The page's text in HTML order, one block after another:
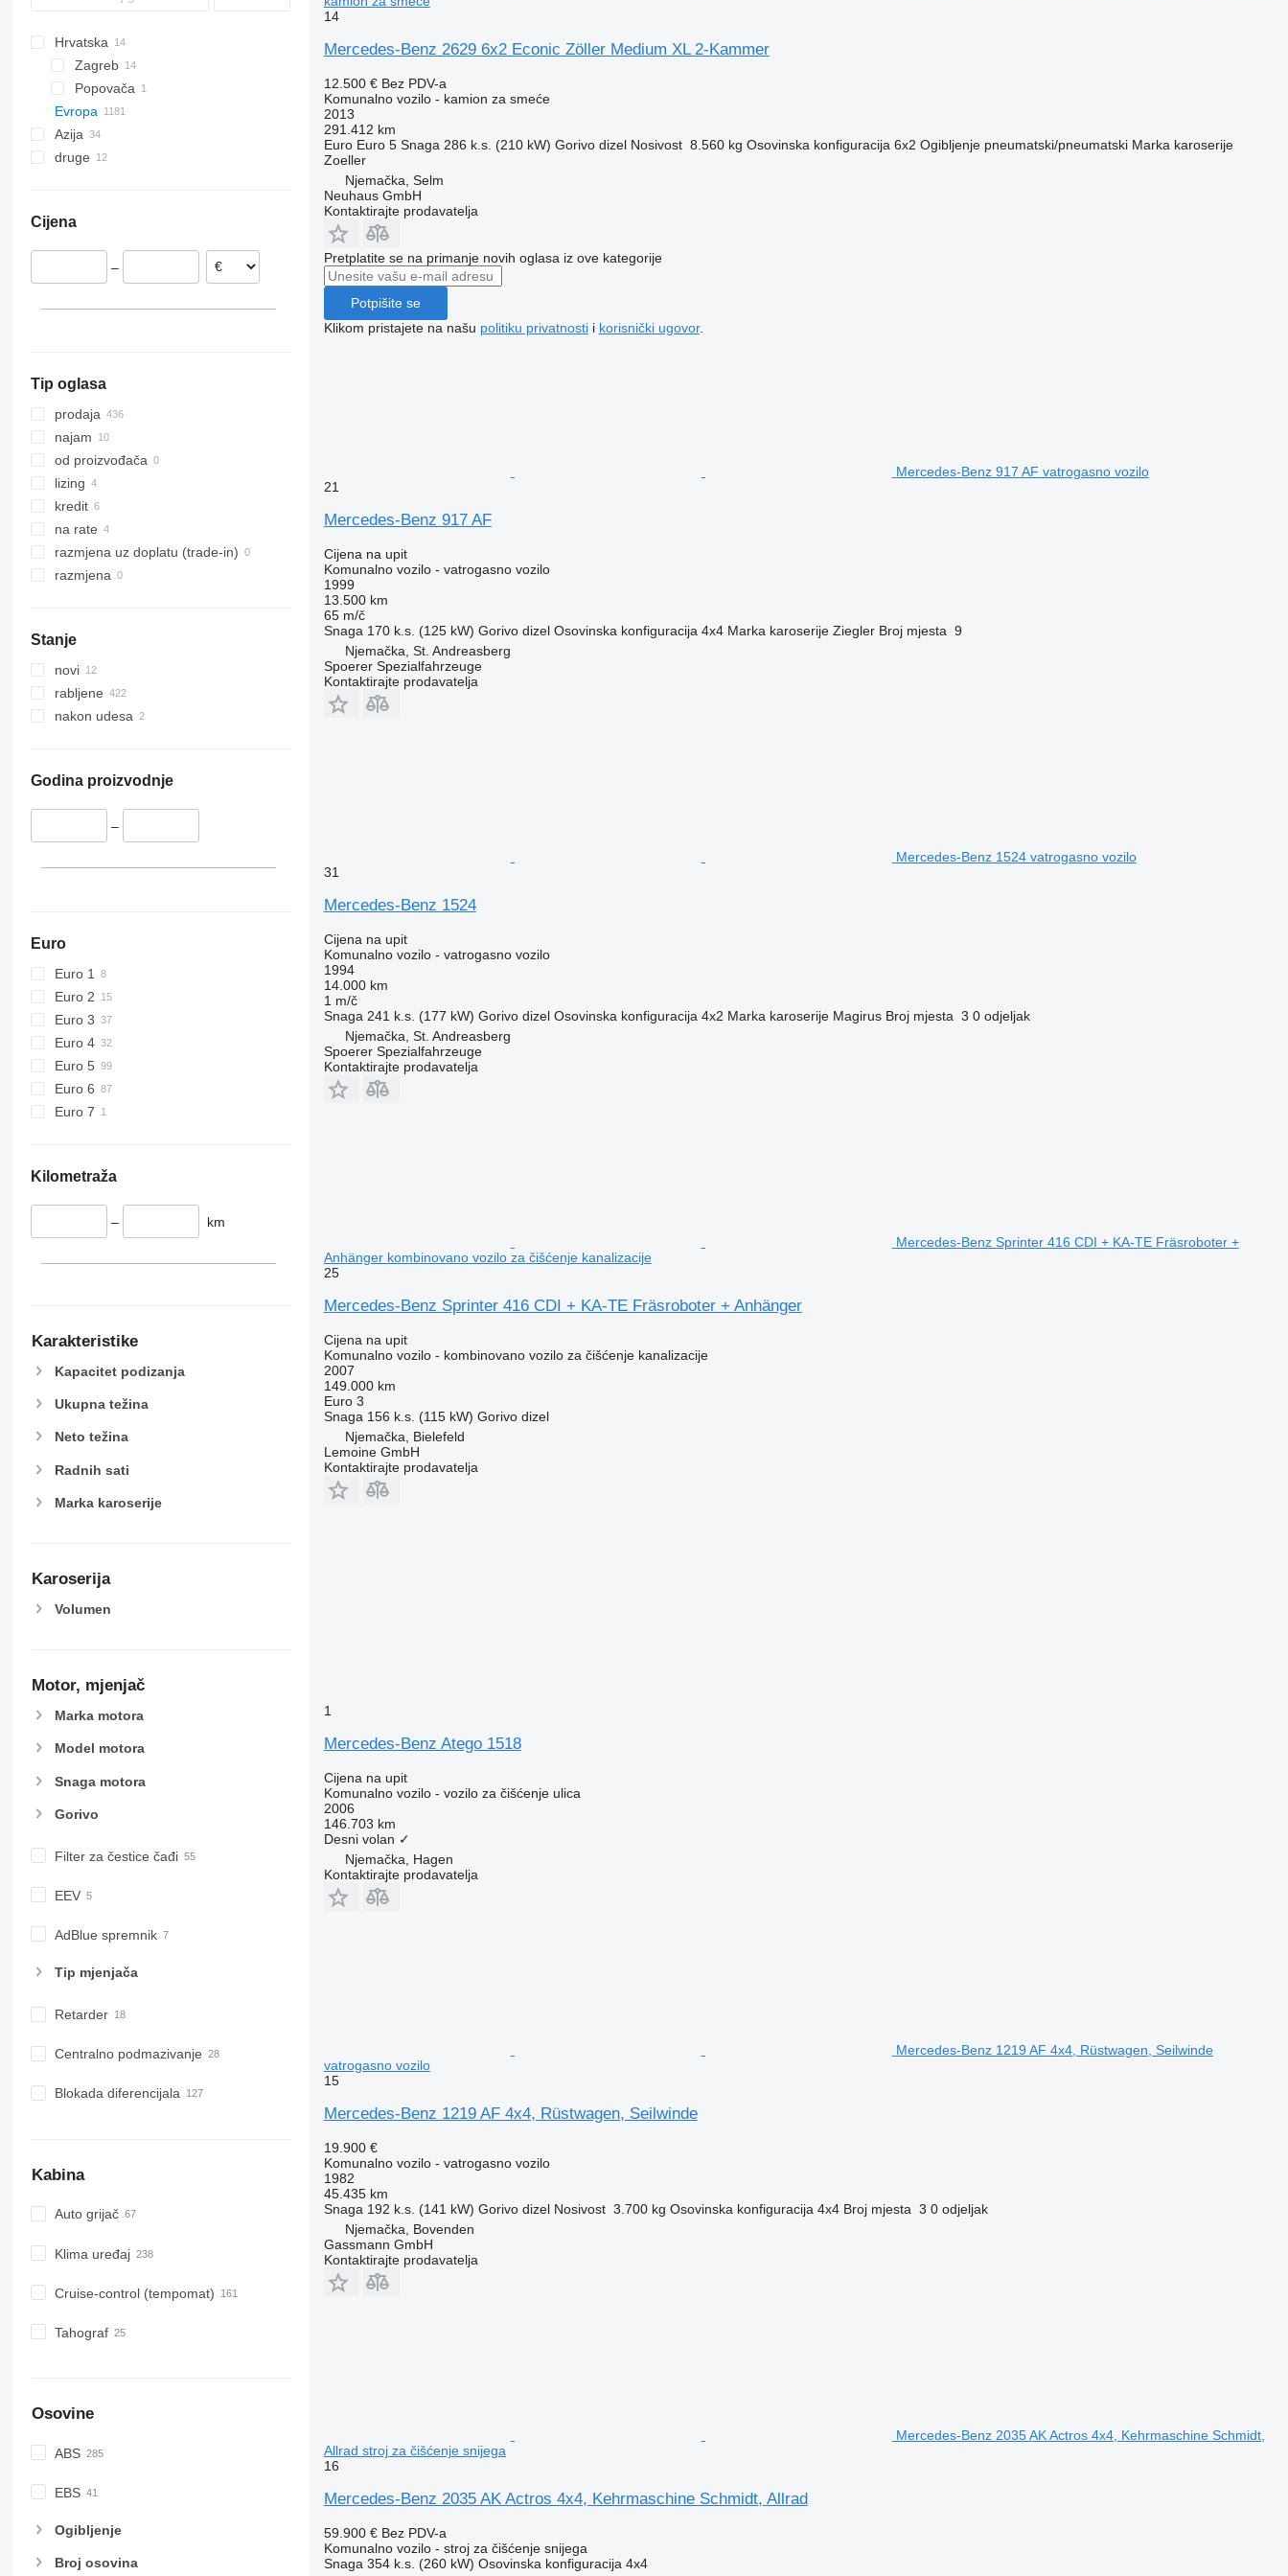
Atego 1530
Atego 1828
Sprinter 319
Sprinter 412
Sprinter 413
Sprinter 416
Sprinter 513
Sprinter 515
Sprinter 516
Unimog U430
Unimog U500
Unimog U527
Unimog U530
Unimog U1200
Unimog U1300
Unimog U1400
Vario 818
Hrvatska
Zagreb
Popovača
Evropa
Hannover
Munich
Dulmen
Nizozemska
Mađarska
Češka
Azija
Turska
druge
Čile
Cijena
–
Tip oglasa
prodaja
najam
od proizvođača
lizing
kredit
na rate
razmjena uz doplatu (trade-in)
razmjena
Stanje
novi
rabljene
nakon udesa
Godina proizvodnje
–
Euro
Euro 1
Euro 2
Euro 3
Euro 4
Euro 5
Euro 6
Euro 7
Kilometraža
– km
Karakteristike
Kapacitet podizanja
Ukupna težina
Neto težina
Radnih sati
Marka karoserije
Karoserija
Volumen
Motor, mjenjač
Marka motora
Model motora
Snaga motora
Gorivo
Filter za čestice čađi
EEV
AdBlue spremnik
Tip mјenjača
Retarder
Centralno podmazivanje
Blokada diferencijala
Kabina
Auto grijač
Klima uređaj
Cruise-control (tempomat)
Tahograf
Osovine
ABS
EBS
Ogibljenje
Broj osovina
14
Mercedes-Benz 2629 6x2 Econic Zöller Medium XL 2-Kammer
12.500 € Bez PDV-a
Komunalno vozilo - kamion za smeće
2013
291.412 km
Euro Euro 5 Snaga 286 k.s. (210 kW) Gorivo dizel Nosivost 8.560 kg Osovinska konfiguracija 6x2 Ogibljenje pneumatski/pneumatski Marka karoserije
Zoeller
Njemačka, Selm
Neuhaus GmbH
Kontaktirajte prodavatelja
Pretplatite se na primanje novih oglasa iz ove kategorije
Potpišite se
Klikom pristajete na našu politiku privatnostii korisnički ugovor.
Mercedes-Benz 917 AF vatrogasno vozilo
21
Mercedes-Benz 917 AF
Cijena na upit
Komunalno vozilo - vatrogasno vozilo
1999
13.500 km
65 m/č
Snaga 170 k.s. (125 kW) Gorivo dizel Osovinska konfiguracija 4x4 Marka karoserije Ziegler Broj mjesta 9
Njemačka, St. Andreasberg
Spoerer Spezialfahrzeuge
Kontaktirajte prodavatelja
Mercedes-Benz 1524 vatrogasno vozilo
31
Mercedes-Benz 1524
Cijena na upit
Komunalno vozilo - vatrogasno vozilo
1994
14.000 km
1 m/č
Snaga 241 k.s. (177 kW) Gorivo dizel Osovinska konfiguracija 4x2 Marka karoserije Magirus Broj mjesta 3 0 odjeljak
Njemačka, St. Andreasberg
Spoerer Spezialfahrzeuge
Kontaktirajte prodavatelja
Mercedes-Benz Sprinter 416 CDI + KA-TE Fräsroboter +
Anhänger kombinovano vozilo za čišćenje kanalizacije
25
Mercedes-Benz Sprinter 416 CDI + KA-TE Fräsroboter + Anhänger
Cijena na upit
Komunalno vozilo - kombinovano vozilo za čišćenje kanalizacije
2007
149.000 km
Euro 3
Snaga 156 k.s. (115 kW) Gorivo dizel
Njemačka, Bielefeld
Lemoine GmbH
Kontaktirajte prodavatelja
1
Mercedes-Benz Atego 1518
Cijena na upit
Komunalno vozilo - vozilo za čišćenje ulica
2006
146.703 km
Desni volan ✓
Njemačka, Hagen
Kontaktirajte prodavatelja
Mercedes-Benz 1219 AF 4x4, Rüstwagen, Seilwinde
vatrogasno vozilo
15
Mercedes-Benz 1219 AF 4x4, Rüstwagen, Seilwinde
19.900 €
Komunalno vozilo - vatrogasno vozilo
1982
45.435 km
Snaga 192 k.s. (141 kW) Gorivo dizel Nosivost 3.700 kg Osovinska konfiguracija 4x4 Broj mjesta 3 0 odjeljak
Njemačka, Bovenden
Gassmann GmbH
Kontaktirajte prodavatelja
Mercedes-Benz 2035 AK Actros 4x4, Kehrmaschine Schmidt,
Allrad stroj za čišćenje snijega
16
Mercedes-Benz 2035 AK Actros 4x4, Kehrmaschine Schmidt, Allrad
59.900 € Bez PDV-a
Komunalno vozilo - stroj za čišćenje snijega
Snaga 354 k.s. (260 kW) Osovinska konfiguracija 4x4